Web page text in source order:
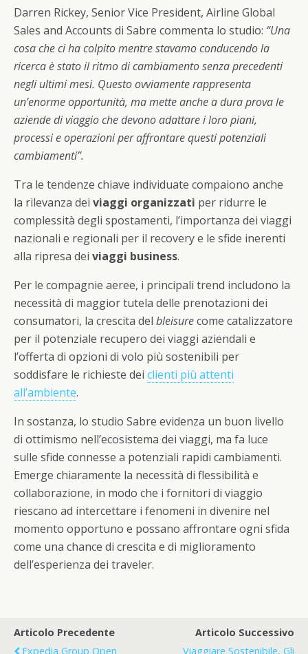
Darren Rickey, Senior Vice President, Airline Global
Sales and Accounts di Sabre commenta lo studio: “Una
cosa che ci ha colpito mentre stavamo conducendo la
ricerca è stato il ritmo di cambiamento senza precedenti
negli ultimi mesi. Questo ovviamente rappresenta
un’enorme opportunità, ma mette anche a dura prova le
aziende di viaggio che devono adattare i loro piani,
processi e operazioni per affrontare questi potenziali
cambiamenti”.
Tra le tendenze chiave individuate compaiono anche
la rilevanza dei viaggi organizzati per ridurre le
complessità degli spostamenti, l’importanza dei viaggi
nazionali e regionali per il recovery e le sfide inerenti
alla ripresa dei viaggi business.
Per le compagnie aeree, i principali trend includono la
necessità di maggior tutela delle prenotazioni dei
consumatori, la crescita del bleisurecome catalizzatore
per il potenziale recupero dei viaggi aziendali e
l’offerta di opzioni di volo più sostenibili per
soddisfare le richieste dei clienti più attenti
all’ambiente.
In sostanza, lo studio Sabre evidenza un buon livello
di ottimismo nell’ecosistema dei viaggi, ma fa luce
sulle sfide connesse a potenziali rapidi cambiamenti.
Emerge chiaramente la necessità di flessibilità e
collaborazione, in modo che i fornitori di viaggio
riescano ad intercettare i fenomeni in divenire nel
momento opportuno e possano affrontare ogni sfida
come una chance di crescita e di miglioramento
dell’esperienza dei traveler.
Articolo Precedente
Expedia Group Open
Articolo Successivo
Viaggiare Sostenibile, Gli